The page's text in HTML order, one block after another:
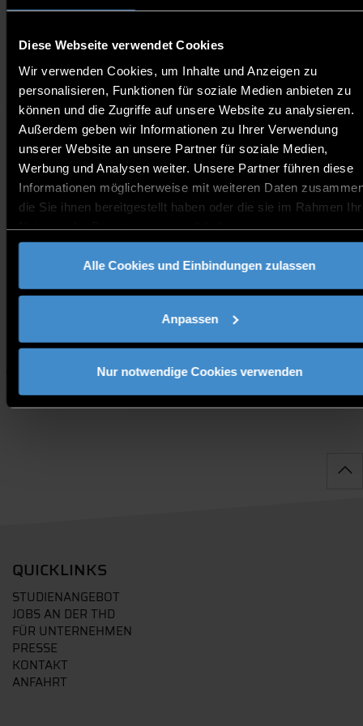
Diese Webseite verwendet Cookies
Wir verwenden Cookies, um Inhalte und Anzeigen zu
personalisieren, Funktionen für soziale Medien anbieten zu
können und die Zugriffe auf unsere Website zu analysieren.
Außerdem geben wir Informationen zu Ihrer Verwendung
unserer Website an unsere Partner für soziale Medien,
Werbung und Analysen weiter. Unsere Partner führen diese
Informationen möglicherweise mit weiteren Daten
die Sie ihnen bereitgestellt haben oder die sie im Rahmen
Alle Cookies und Einbindungen zulassen
Anpassen
Nur notwendige Cookies verwenden
geplante Veröffentlichungen oder Vorträge
Bisher geplante Vorträge:
Veronika Jánová - Snow Tourism Destinations in the
Context of Climate Change: Insights from the Project
Work in the Bavarian Forest (Interreg-Projekt
BeyondSnow)
Dr. Sven Schmuderer - Regionales Wissen
(re-)präsentieren
graduate-school@th-deg.de
Promotionsinteressierte Mitarbeitende
QUICKLINKS
STUDIENANGEBOT
JOBS AN DER THD
FÜR UNTERNEHMEN
PRESSE
KONTAKT
ANFAHRT